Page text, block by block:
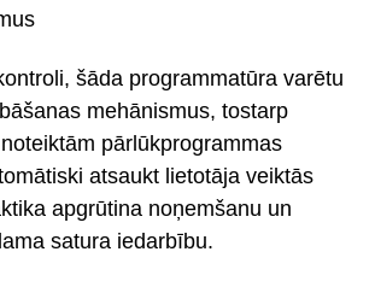
šāda programmatūra varētu
mehānismus, tostarp
pārlūkprogrammas
atsaukt lietotāja veiktās
apgrūtina noņemšanu un
satura iedarbību.